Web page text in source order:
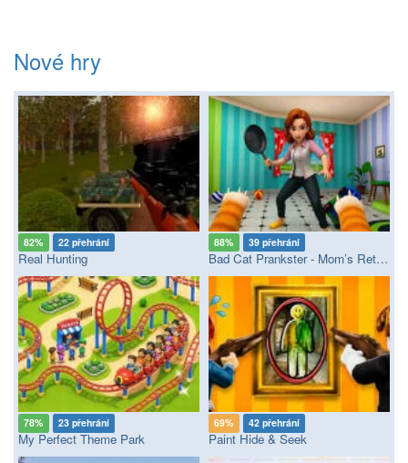
Nové hry
82% 22 přehrání
Real Hunting
88% 39 přehrání
Bad Cat Prankster - Mom’s Return
78% 23 přehrání
My Perfect Theme Park
69% 42 přehrání
Paint Hide & Seek